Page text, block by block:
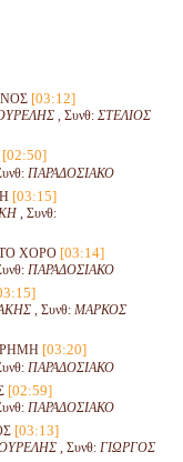
[03:12]
, Συνθ: ΣΤΕΛΙΟΣ
[02:50]
ΠΑΡΑΔΟΣΙΑΚΟ
[03:15]
, Συνθ:
ΧΟΡΟ [03:14]
ΠΑΡΑΔΟΣΙΑΚΟ
, Συνθ: ΜΑΡΚΟΣ
[03:20]
ΠΑΡΑΔΟΣΙΑΚΟ
[02:59]
ΠΑΡΑΔΟΣΙΑΚΟ
[03:13]
, Συνθ: ΓΙΩΡΓΟΣ